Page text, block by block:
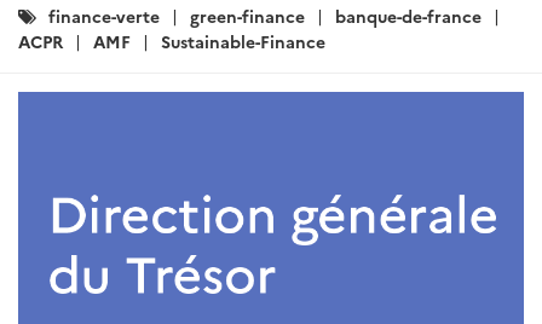
Catégories
:
finance-verte green-finance
banque-de-france
ACPR
AMF Sustainable-Finance